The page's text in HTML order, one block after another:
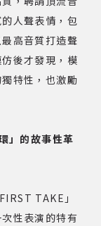
人聲表情，包
高音質打造聲
後才發現，模
特性，也激勵
」的故事性革
TAKE」
性表演的特有